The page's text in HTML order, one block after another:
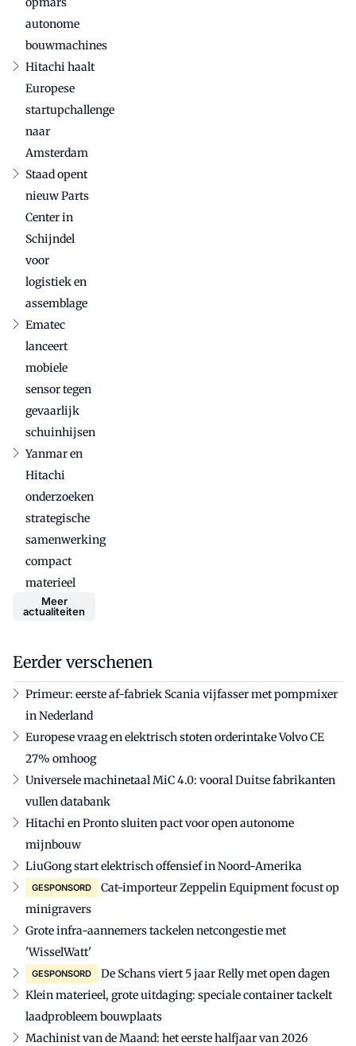
bouwmachinesector
autonome
bouwmachines
Hitachi haalt
Europese
startupchallenge
naar
Amsterdam
Staad opent
nieuw Parts
Center in
Schijndel
voor
logistiek en
assemblage
Ematec
lanceert
mobiele
sensor tegen
gevaarlijk
schuinhijsen
Yanmar en
Hitachi
onderzoeken
strategische
samenwerking
compact
materieel
Meer
actualiteiten
Eerder verschenen
Primeur: eerste af-fabriek Scania vijfasser met pompmixer
in Nederland
Europese vraag en elektrisch stoten orderintake Volvo CE
27% omhoog
Universele machinetaal MiC 4.0: vooral Duitse fabrikanten
vullen databank
Hitachi en Pronto sluiten pact voor open autonome
mijnbouw
LiuGong start elektrisch offensief in Noord-Amerika
GESPONSORD
Cat-importeur Zeppelin Equipment focust op
minigravers
Grote infra-aannemers tackelen netcongestie met
'WisselWatt'
GESPONSORD
De Schans viert 5 jaar Relly met open dagen
Klein materieel, grote uitdaging: speciale container tackelt
laadprobleem bouwplaats
Machinist van de Maand: het eerste halfjaar van 2026